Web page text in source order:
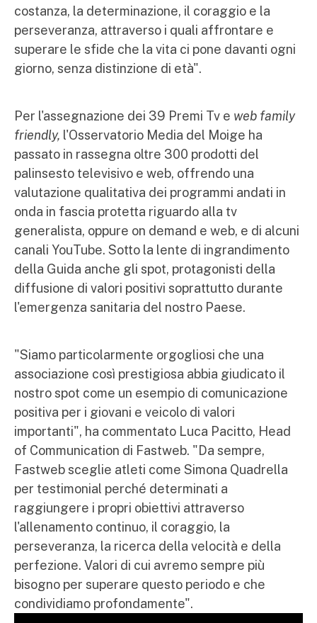
costanza, la determinazione, il coraggio e la
perseveranza, attraverso i quali affrontare e
superare le sfide che la vita ci pone davanti ogni
giorno, senza distinzione di età".
Per l'assegnazione dei 39 Premi Tv e web family
friendly, l'Osservatorio Media del Moige ha
passato in rassegna oltre 300 prodotti del
palinsesto televisivo e web, offrendo una
valutazione qualitativa dei programmi andati in
onda in fascia protetta riguardo alla tv
generalista, oppure on demand e web, e di alcuni
canali YouTube. Sotto la lente di ingrandimento
della Guida anche gli spot, protagonisti della
diffusione di valori positivi soprattutto durante
l'emergenza sanitaria del nostro Paese.
"Siamo particolarmente orgogliosi che una
associazione così prestigiosa abbia giudicato il
nostro spot come un esempio di comunicazione
positiva per i giovani e veicolo di valori
importanti", ha commentato Luca Pacitto, Head
of Communication di Fastweb. "Da sempre,
Fastweb sceglie atleti come Simona Quadrella
per testimonial perché determinati a
raggiungere i propri obiettivi attraverso
l'allenamento continuo, il coraggio, la
perseveranza, la ricerca della velocità e della
perfezione. Valori di cui avremo sempre più
bisogno per superare questo periodo e che
condividiamo profondamente".